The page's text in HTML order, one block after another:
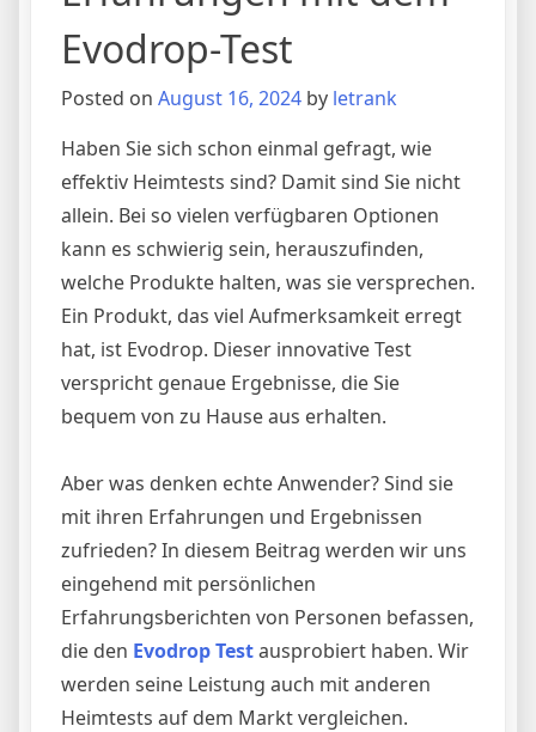
Evodrop-Test
Posted on August 16, 2024 by letrank
Haben Sie sich schon einmal gefragt, wie
effektiv Heimtests sind? Damit sind Sie nicht
allein. Bei so vielen verfügbaren Optionen
kann es schwierig sein, herauszufinden,
welche Produkte halten, was sie versprechen.
Ein Produkt, das viel Aufmerksamkeit erregt
hat, ist Evodrop. Dieser innovative Test
verspricht genaue Ergebnisse, die Sie
bequem von zu Hause aus erhalten.
Aber was denken echte Anwender? Sind sie
mit ihren Erfahrungen und Ergebnissen
zufrieden? In diesem Beitrag werden wir uns
eingehend mit persönlichen
Erfahrungsberichten von Personen befassen,
die den Evodrop Testausprobiert haben. Wir
werden seine Leistung auch mit anderen
Heimtests auf dem Markt vergleichen.